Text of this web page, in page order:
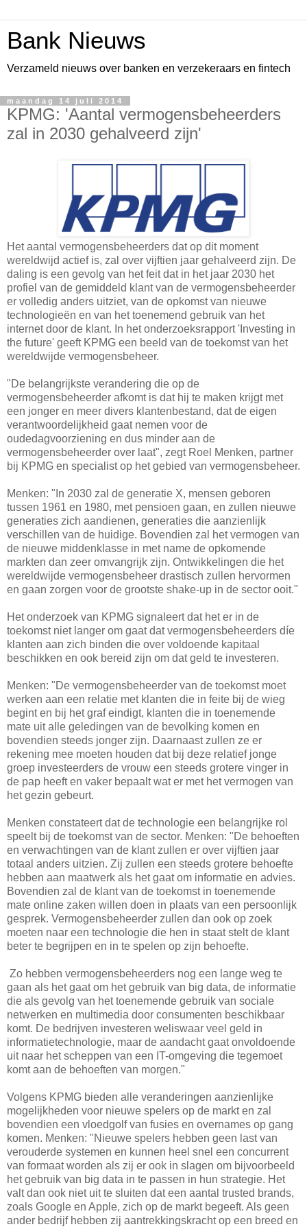
Bank Nieuws
Verzameld nieuws over banken en verzekeraars en fintech
maandag 14 juli 2014
KPMG: 'Aantal vermogensbeheerders
zal in 2030 gehalveerd zijn'
Het aantal vermogensbeheerders dat op dit moment
wereldwijd actief is, zal over vijftien jaar gehalveerd zijn. De
daling is een gevolg van het feit dat in het jaar 2030 het
profiel van de gemiddeld klant van de vermogensbeheerder
er volledig anders uitziet, van de opkomst van nieuwe
technologieën en van het toenemend gebruik van het
internet door de klant. In het onderzoeksrapport 'Investing in
the future' geeft KPMG een beeld van de toekomst van het
wereldwijde vermogensbeheer.
"De belangrijkste verandering die op de
vermogensbeheerder afkomt is dat hij te maken krijgt met
een jonger en meer divers klantenbestand, dat de eigen
verantwoordelijkheid gaat nemen voor de
oudedagvoorziening en dus minder aan de
vermogensbeheerder over laat", zegt Roel Menken, partner
bij KPMG en specialist op het gebied van vermogensbeheer.
Menken: "In 2030 zal de generatie X, mensen geboren
tussen 1961 en 1980, met pensioen gaan, en zullen nieuwe
generaties zich aandienen, generaties die aanzienlijk
verschillen van de huidige. Bovendien zal het vermogen van
de nieuwe middenklasse in met name de opkomende
markten dan zeer omvangrijk zijn. Ontwikkelingen die het
wereldwijde vermogensbeheer drastisch zullen hervormen
en gaan zorgen voor de grootste shake-up in de sector ooit."
Het onderzoek van KPMG signaleert dat het er in de
toekomst niet langer om gaat dat vermogensbeheerders díe
klanten aan zich binden die over voldoende kapitaal
beschikken en ook bereid zijn om dat geld te investeren.
Menken: "De vermogensbeheerder van de toekomst moet
werken aan een relatie met klanten die in feite bij de wieg
begint en bij het graf eindigt, klanten die in toenemende
mate uit alle geledingen van de bevolking komen en
bovendien steeds jonger zijn. Daarnaast zullen ze er
rekening mee moeten houden dat bij deze relatief jonge
groep investeerders de vrouw een steeds grotere vinger in
de pap heeft en vaker bepaalt wat er met het vermogen van
het gezin gebeurt.
Menken constateert dat de technologie een belangrijke rol
speelt bij de toekomst van de sector. Menken: "De behoeften
en verwachtingen van de klant zullen er over vijftien jaar
totaal anders uitzien. Zij zullen een steeds grotere behoefte
hebben aan maatwerk als het gaat om informatie en advies.
Bovendien zal de klant van de toekomst in toenemende
mate online zaken willen doen in plaats van een persoonlijk
gesprek. Vermogensbeheerder zullen dan ook op zoek
moeten naar een technologie die hen in staat stelt de klant
beter te begrijpen en in te spelen op zijn behoefte.
Zo hebben vermogensbeheerders nog een lange weg te
gaan als het gaat om het gebruik van big data, de informatie
die als gevolg van het toenemende gebruik van sociale
netwerken en multimedia door consumenten beschikbaar
komt. De bedrijven investeren weliswaar veel geld in
informatietechnologie, maar de aandacht gaat onvoldoende
uit naar het scheppen van een IT-omgeving die tegemoet
komt aan de behoeften van morgen."
Volgens KPMG bieden alle veranderingen aanzienlijke
mogelijkheden voor nieuwe spelers op de markt en zal
bovendien een vloedgolf van fusies en overnames op gang
komen. Menken: "Nieuwe spelers hebben geen last van
verouderde systemen en kunnen heel snel een concurrent
van formaat worden als zij er ook in slagen om bijvoorbeeld
het gebruik van big data in te passen in hun strategie. Het
valt dan ook niet uit te sluiten dat een aantal trusted brands,
zoals Google en Apple, zich op de markt begeeft. Als geen
ander bedrijf hebben zij aantrekkingskracht op een breed en